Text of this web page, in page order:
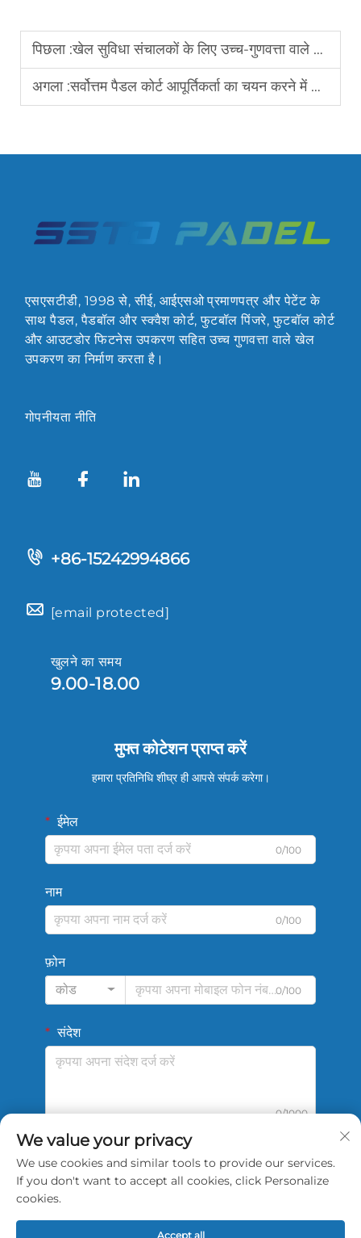
पिछला :खेल सुविधा संचालकों के लिए उच्च-गुणवत्ता वाले पैडल कोर्ट क्यों आवश्यक हैं?
अगला :सर्वोत्तम पैडल कोर्ट आपूर्तिकर्ता का चयन करने में कौन से दिशानिर्देश मदद करते हैं?
एसएसटीडी, 1998 से, सीई, आईएसओ प्रमाणपत्र और पेटेंट के
साथ पैडल, पैडबॉल और स्क्वैश कोर्ट, फुटबॉल पिंजरे, फुटबॉल कोर्ट
और आउटडोर फिटनेस उपकरण सहित उच्च गुणवत्ता वाले खेल
उपकरण का निर्माण करता है।
गोपनीयता नीति
+86-15242994866
[email protected]
खुलने का समय
9.00-18.00
मुफ्त कोटेशन प्राप्त करें
हमारा प्रतिनिधि शीघ्र ही आपसे संपर्क करेगा।
ईमेल
0/100
नाम
0/100
फ़ोन
कोड
0/100
संदेश
0/1000
सबमिट करें
We value your privacy
We use cookies and similar tools to provide our services.
If you don't want to accept all cookies, click Personalize
cookies.
Accept all